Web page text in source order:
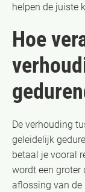
helpen de juiste
Hoe
De verhouding
geleidelijk
betaal je vooral
wordt een groter
aflossing van de